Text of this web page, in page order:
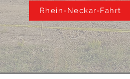
Rhein-Neckar-Fahrt